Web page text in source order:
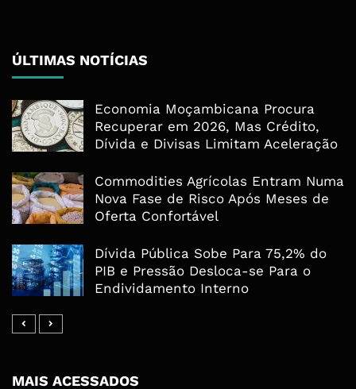
ÚLTIMAS NOTÍCIAS
Economia Moçambicana Procura
Recuperar em 2026, Mas Crédito,
Dívida e Divisas Limitam Aceleração
Commodities Agrícolas Entram Numa
Nova Fase de Risco Após Meses de
Oferta Confortável
Dívida Pública Sobe Para 75,2% do
PIB e Pressão Desloca-se Para o
Endividamento Interno
MAIS ACESSADOS